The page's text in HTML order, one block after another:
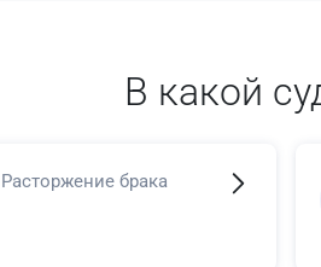
В какой
Расторжение брака